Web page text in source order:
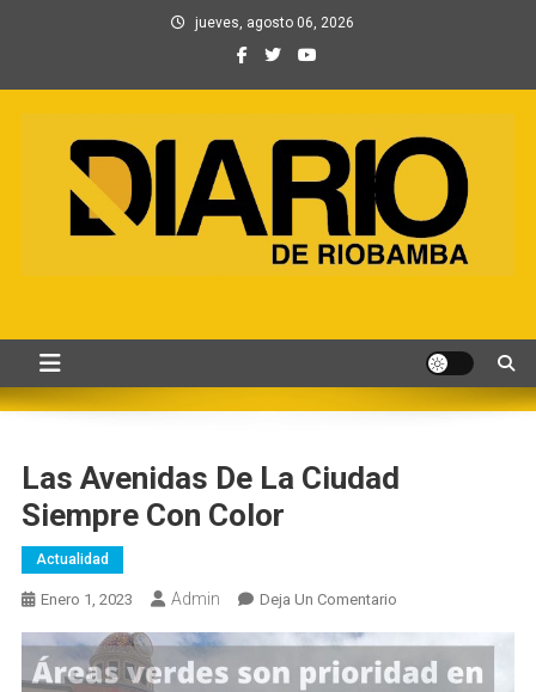
jueves, agosto 06, 2026
y Contenidos digitales
Las Avenidas De La Ciudad
Siempre Con Color
Actualidad
Enero 1, 2023 Admin Deja Un ComentarioEn
De